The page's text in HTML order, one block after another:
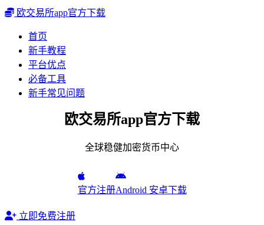
欧交易所app官方下载
首页
新手教程
平台优点
必备工具
新手常见问题
欧交易所app官方下载
全球稳健加密货币中心
官方注册Android 安卓下载
立即免费注册